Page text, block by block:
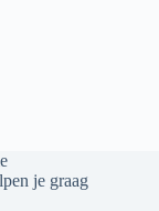
je graag